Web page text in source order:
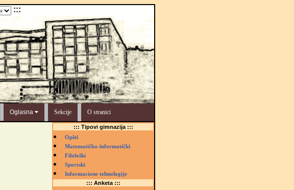
:::
Oglasna Sekcije O stranici
::: Tipovi gimnazija :::
Opšti
Matematičko-informatički
Filološki
Sportski
Informacione tehnologije
::: Anketa :::